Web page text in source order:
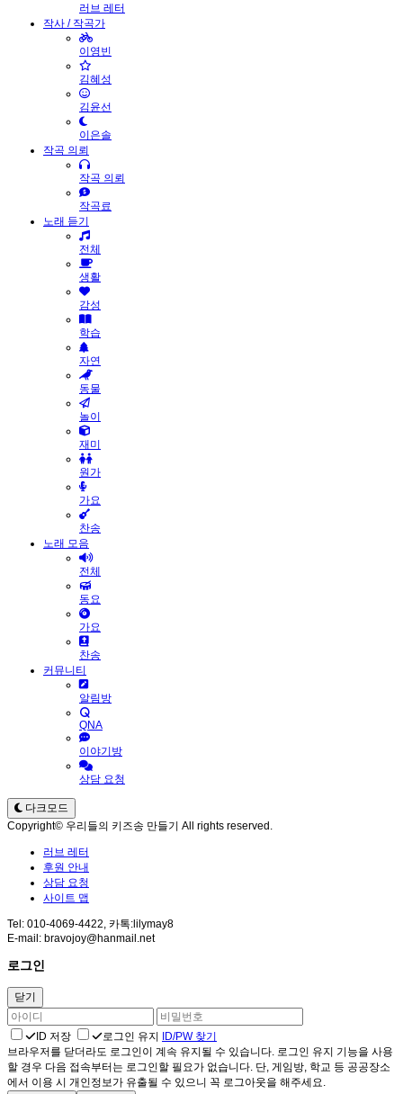
러브 레터
작사 / 작곡가
이영빈
김혜성
김윤선
이은솔
작곡 의뢰
작곡 의뢰
작곡료
노래 듣기
전체
생활
감성
학습
자연
동물
놀이
재미
원가
가요
찬송
노래 모음
전체
동요
가요
찬송
커뮤니티
알림방
QNA
이야기방
상담 요청
다크모드
Copyright© 우리들의 키즈송 만들기 All rights reserved.
러브 레터
후원 안내
상담 요청
사이트 맵
Tel: 010-4069-4422, 카톡:lilymay8
E-mail: bravojoy@hanmail.net
로그인
닫기
ID 저장 로그인 유지 ID/PW 찾기
브라우저를 닫더라도 로그인이 계속 유지될 수 있습니다. 로그인 유지 기능을 사용
할 경우 다음 접속부터는 로그인할 필요가 없습니다. 단, 게임방, 학교 등 공공장소
에서 이용 시 개인정보가 유출될 수 있으니 꼭 로그아웃을 해주세요.